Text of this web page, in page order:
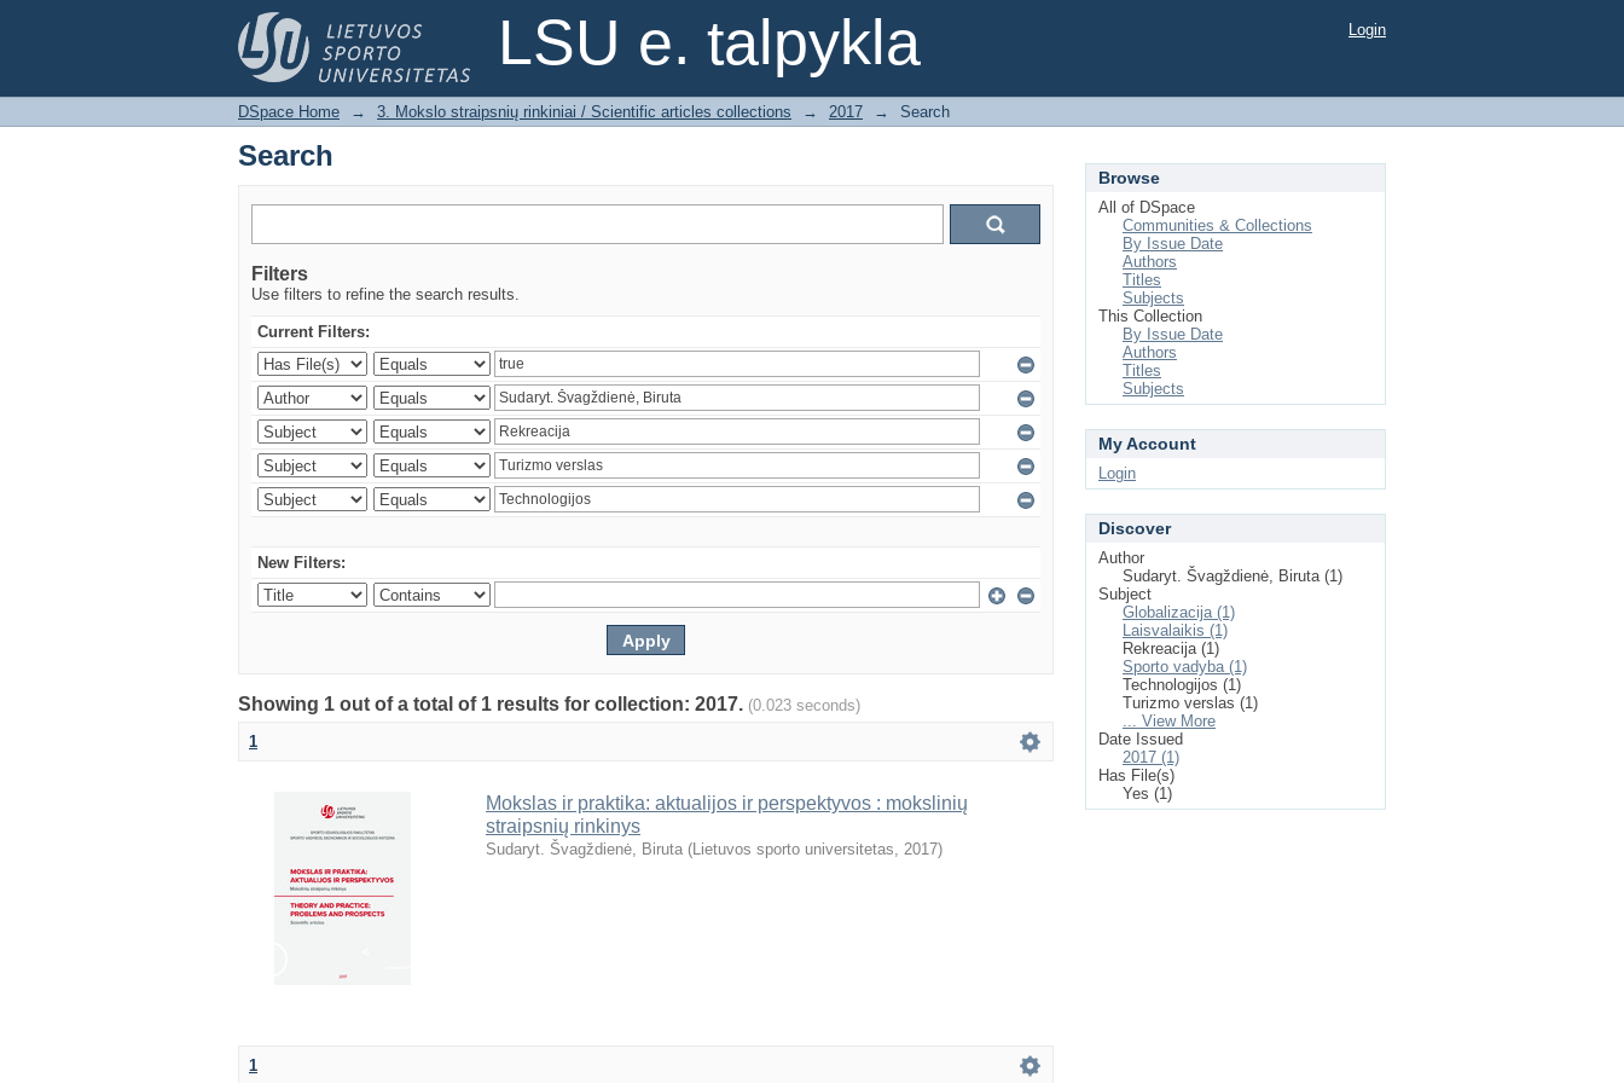
LSU e. talpykla
Search Login
DSpace Home → 3. Mokslo straipsnių rinkiniai / Scientific articles collections → 2017 → Search
Search
Filters
Use filters to refine the search results.
Current Filters:
New Filters:
Showing 1 out of a total of 1 results for collection: 2017. (0.023 seconds)
1
Mokslas ir praktika: aktualijos ir perspektyvos : mokslinių
straipsnių rinkinys
Sudaryt. Švagždienė, Biruta (Lietuvos sporto universitetas, 2017)
1
Browse
All of DSpace
Communities & Collections
By Issue Date
Authors
Titles
Subjects
This Collection
By Issue Date
Authors
Titles
Subjects
My Account
Login
Discover
Author
Sudaryt. Švagždienė, Biruta (1)
Subject
Globalizacija (1)
Laisvalaikis (1)
Rekreacija (1)
Sporto vadyba (1)
Technologijos (1)
Turizmo verslas (1)
... View More
Date Issued
2017 (1)
Has File(s)
Yes (1)